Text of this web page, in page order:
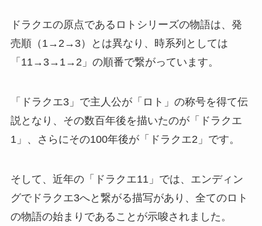
ドラクエの原点であるロトシリーズの物語は、発
売順（1→2→3）とは異なり、時系列としては
「11→3→1→2」の順番で繋がっています。
「ドラクエ3」で主人公が「ロト」の称号を得て伝
説となり、その数百年後を描いたのが「ドラクエ
1」、さらにその100年後が「ドラクエ2」です。
そして、近年の「ドラクエ11」では、エンディン
グでドラクエ3へと繋がる描写があり、全てのロト
の物語の始まりであることが示唆されました。